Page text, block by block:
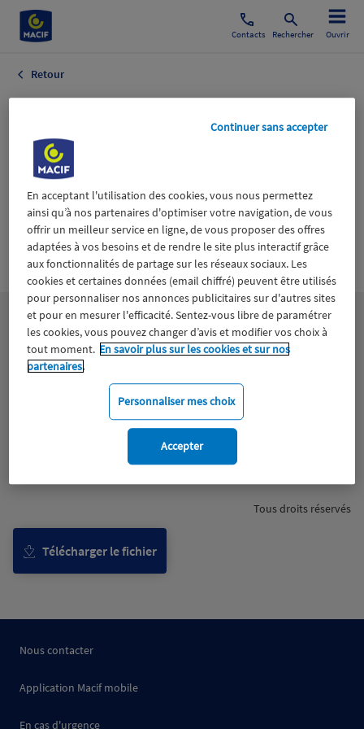
Contacts Rechercher Ouvrir
Retour
21 mars 2024
Certifié avec
Wiztrust
trusted
sources
Télécharger le fichier
Tous droits réservés
Nous contacter
Application Macif mobile
En cas d'urgence
En acceptant l'utilisation des cookies, vous nous permettez
ainsi qu’à nos partenaires d'optimiser votre navigation, de vous
offrir un meilleur service en ligne, de vous proposer des offres
adaptées à vos besoins et de rendre le site plus interactif grâce
aux fonctionnalités de partage sur les réseaux sociaux. Les
cookies et certaines données (email chiffré) peuvent être utilisés
pour personnaliser nos annonces publicitaires sur d'autres sites
et pour en mesurer l'efficacité. Sentez-vous libre de paramétrer
les cookies, vous pouvez changer d’avis et modifier vos choix à
tout moment. En savoir plus sur les cookies et sur nos
partenaires.
Personnaliser mes choix
Continuer sans accepter
Accepter